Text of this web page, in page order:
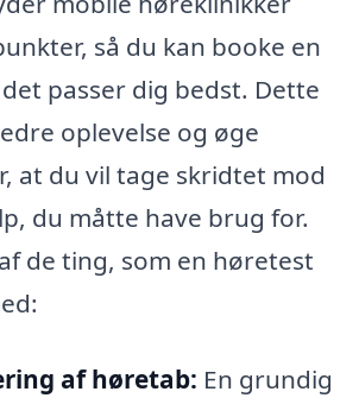
så du kan booke en
passer dig bedst. Dette
oplevelse og øge
at du vil tage skridtet mod
du måtte have brug for.
de ting, som en høretest
af høretab: En grundig